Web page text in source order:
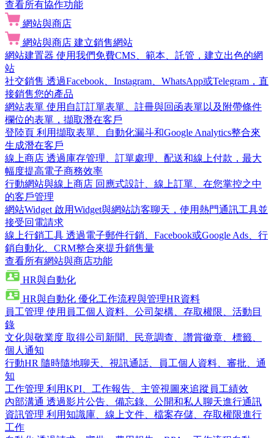
查看所有協作功能
網站與商店
網站與商店 建立銷售網站
網站建置器 使用我們免費CMS、範本、託管，建立出色的網
站
社交銷售 透過Facebook、Instagram、WhatsApp或Telegram，直
接銷售您的產品
網站表單 使用自訂訂單表單、註冊與回函表單以及附帶條件
欄位的表單，擷取潛在客戶
登陸頁 利用擷取表單、自動化漏斗和Google Analytics整合來
生成潛在客戶
線上商店 透過庫存管理、訂單處理、配送和線上付款，最大
幅度提高電子商務效率
行動網站與線上商店 回應式設計、線上訂單、在您掌控之中
的客戶管理
網站Widget 啟用Widget與網站訪客聊天，使用熱門通訊工具並
接受回電請求
線上行銷工具 透過電子郵件行銷、Facebook或Google Ads、行
銷自動化、CRM整合來提升銷售量
查看所有網站與商店功能
HR與自動化
HR與自動化 優化工作流程與管理HR資料
員工管理 使用員工個人資料、公司架構、存取權限、活動目
錄
文化與敬業度 取得公司新聞、民意調查、讚賞徽章、標籤、
個人通知
行動HR 隨時隨地聊天、視訊通話、員工個人資料、審批、通
知
工作管理 利用KPI、工作報告、主管視圖來追蹤員工績效
內部溝通 透過影片公告、備忘錄、公開和私人聊天進行通訊
資訊管理 利用知識庫、線上文件、檔案存儲、存取權限進行
工作